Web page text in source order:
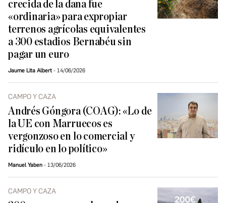
crecida de la dana fue
«ordinaria» para expropiar
terrenos agrícolas equivalentes
a 300 estadios Bernabéu sin
pagar un euro
Jaume Lita Albert 14/06/2026
CAMPO Y CAZA
Andrés Góngora (COAG): «Lo de
la UE con Marruecos es
vergonzoso en lo comercial y
ridículo en lo político»
Manuel Yaben 13/06/2026
CAMPO Y CAZA